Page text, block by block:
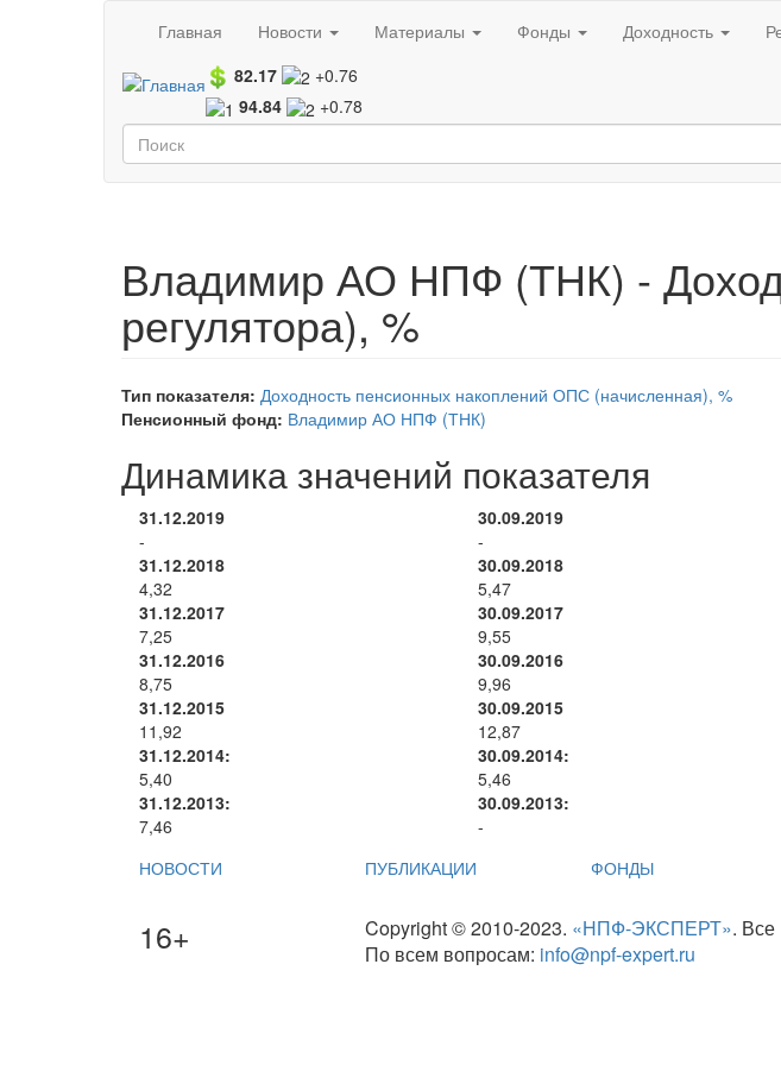
Главная
Новости Материалы Фонды Доходность
82.17
+0.76
94.84
+0.78
Форма поиска
Поиск
Владимир АО НПФ (ТНК) -
регулятора), %
Тип показателя: Доходность пенсионных накоплений ОПС (начисленная), %
Пенсионный фонд: Владимир АО НПФ (ТНК)
Динамика значений показателя
31.12.2019
-
30.09.2019
-
31.12.2018
4,32
30.09.2018
5,47
31.12.2017
7,25
30.09.2017
9,55
31.12.2016
8,75
30.09.2016
9,96
31.12.2015
11,92
30.09.2015
12,87
31.12.2014:
5,40
30.09.2014:
5,46
31.12.2013:
7,46
30.09.2013:
-
НОВОСТИ
ПУБЛИКАЦИИ ФОНДЫ
16+ Copyright © 2010-2023. «НПФ-ЭКСПЕРТ».
По всем вопросам: info@npf-expert.ru